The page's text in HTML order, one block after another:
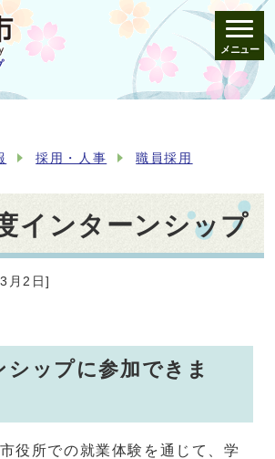
メニュー
採用・人事 職員採用
インターンシップ
月2日]
シップに参加できま
役所での就業体験を通じて、学